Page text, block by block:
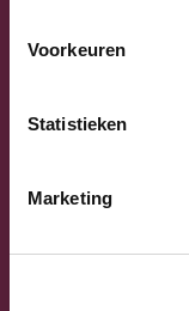
Voorkeuren
Statistieken
Marketing
Sammy
Vlaams-
Previous